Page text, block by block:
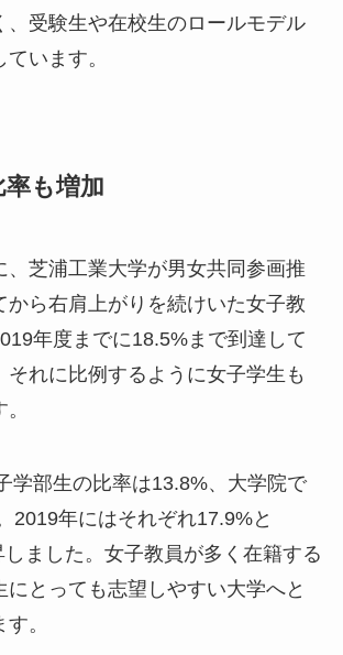
、受験生や在校生のロールモデル
います。
も増加
芝浦工業大学が男女共同参画推
から右肩上がりを続けいた女子教
年度までに18.5%まで到達して
それに比例するように女子学生も
学部生の比率は13.8%、大学院で
2019年にはそれぞれ17.9%と
ました。女子教員が多く在籍する
にとっても志望しやすい大学へと
。